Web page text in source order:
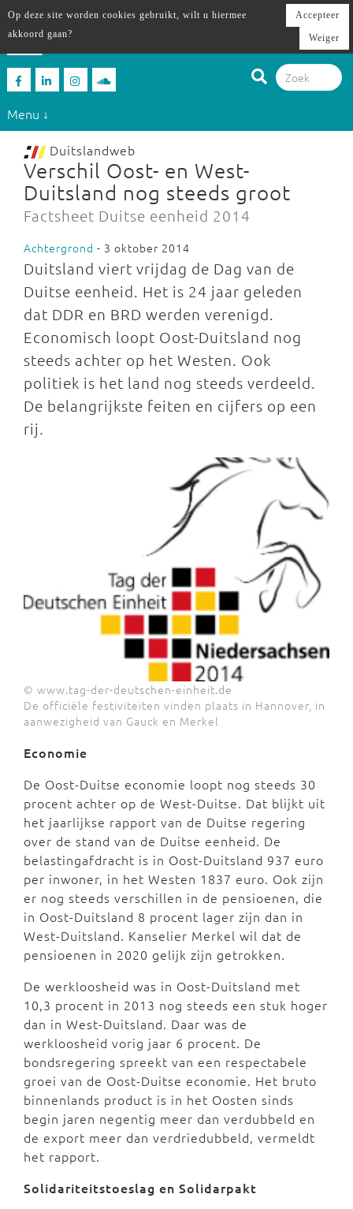
Menu ↓
Duitslandweb
Verschil Oost- en West-
Duitsland nog steeds groot
Factsheet Duitse eenheid 2014
Achtergrond - 3 oktober 2014
Duitsland viert vrijdag de Dag van de
Duitse eenheid. Het is 24 jaar geleden
dat DDR en BRD werden verenigd.
Economisch loopt Oost-Duitsland nog
steeds achter op het Westen. Ook
politiek is het land nog steeds verdeeld.
De belangrijkste feiten en cijfers op een
rij.
© www.tag-der-deutschen-einheit.de
De officiële festiviteiten vinden plaats in Hannover, in
aanwezigheid van Gauck en Merkel
Economie
De Oost-Duitse economie loopt nog steeds 30
procent achter op de West-Duitse. Dat blijkt uit
het jaarlijkse rapport van de Duitse regering
over de stand van de Duitse eenheid. De
belastingafdracht is in Oost-Duitsland 937 euro
per inwoner, in het Westen 1837 euro. Ook zijn
er nog steeds verschillen in de pensioenen, die
in Oost-Duitsland 8 procent lager zijn dan in
West-Duitsland. Kanselier Merkel wil dat de
pensioenen in 2020 gelijk zijn getrokken.
De werkloosheid was in Oost-Duitsland met
10,3 procent in 2013 nog steeds een stuk hoger
dan in West-Duitsland. Daar was de
werkloosheid vorig jaar 6 procent. De
bondsregering spreekt van een respectabele
groei van de Oost-Duitse economie. Het bruto
binnenlands product is in het Oosten sinds
begin jaren negentig meer dan verdubbeld en
de export meer dan verdriedubbeld, vermeldt
het rapport.
Solidariteitstoeslag en Solidarpakt
Op deze site worden cookies gebruikt, wilt u hiermee
akkoord gaan?
Accepteer
Weiger